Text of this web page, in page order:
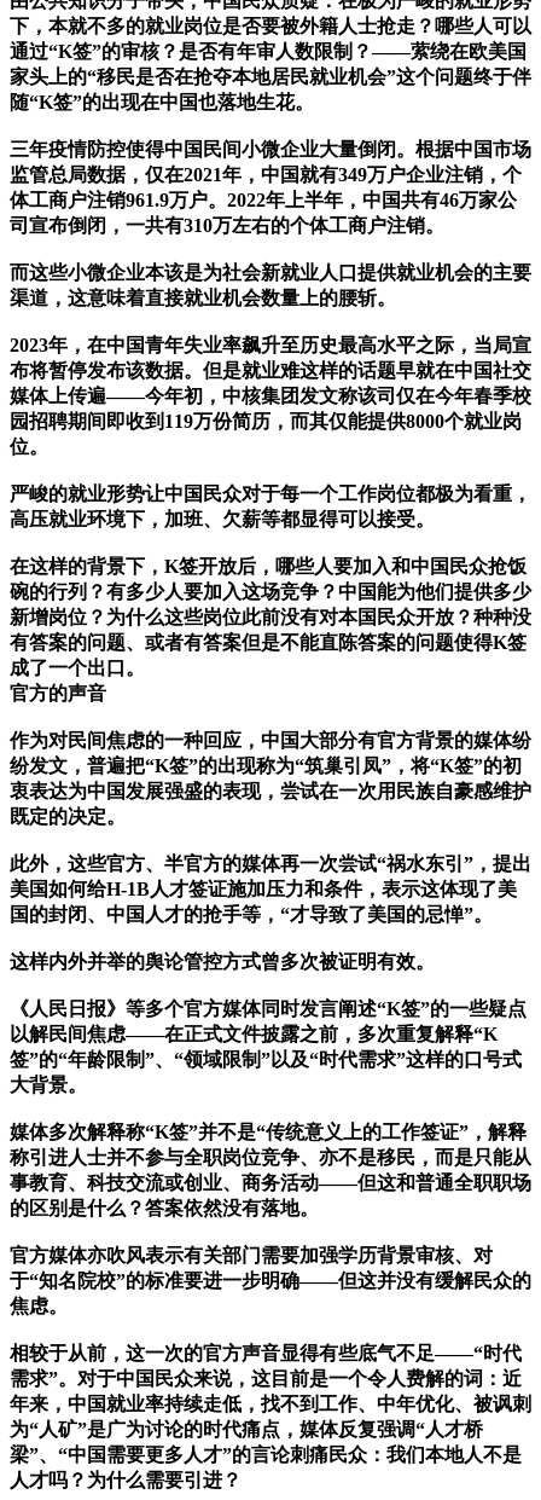
下，本就不多的就业岗位是否要被外籍人士抢走？哪些人可以
通过“K签”的审核？是否有年审人数限制？——萦绕在欧美国
家头上的“移民是否在抢夺本地居民就业机会”这个问题终于伴
随“K签”的出现在中国也落地生花。
三年疫情防控使得中国民间小微企业大量倒闭。根据中国市场
监管总局数据，仅在2021年，中国就有349万户企业注销，个
体工商户注销961.9万户。2022年上半年，中国共有46万家公
司宣布倒闭，一共有310万左右的个体工商户注销。
而这些小微企业本该是为社会新就业人口提供就业机会的主要
渠道，这意味着直接就业机会数量上的腰斩。
2023年，在中国青年失业率飙升至历史最高水平之际，当局宣
布将暂停发布该数据。但是就业难这样的话题早就在中国社交
媒体上传遍——今年初，中核集团发文称该司仅在今年春季校
园招聘期间即收到119万份简历，而其仅能提供8000个就业岗
位。
严峻的就业形势让中国民众对于每一个工作岗位都极为看重，
高压就业环境下，加班、欠薪等都显得可以接受。
在这样的背景下，K签开放后，哪些人要加入和中国民众抢饭
碗的行列？有多少人要加入这场竞争？中国能为他们提供多少
新增岗位？为什么这些岗位此前没有对本国民众开放？种种没
有答案的问题、或者有答案但是不能直陈答案的问题使得K签
成了一个出口。
官方的声音
作为对民间焦虑的一种回应，中国大部分有官方背景的媒体纷
纷发文，普遍把“K签”的出现称为“筑巢引凤”，将“K签”的初
衷表达为中国发展强盛的表现，尝试在一次用民族自豪感维护
既定的决定。
此外，这些官方、半官方的媒体再一次尝试“祸水东引”，提出
美国如何给H-1B人才签证施加压力和条件，表示这体现了美
国的封闭、中国人才的抢手等，“才导致了美国的忌惮”。
这样内外并举的舆论管控方式曾多次被证明有效。
《人民日报》等多个官方媒体同时发言阐述“K签”的一些疑点
以解民间焦虑——在正式文件披露之前，多次重复解释“K
签”的“年龄限制”、“领域限制”以及“时代需求”这样的口号式
大背景。
媒体多次解释称“K签”并不是“传统意义上的工作签证”，解释
称引进人士并不参与全职岗位竞争、亦不是移民，而是只能从
事教育、科技交流或创业、商务活动——但这和普通全职职场
的区别是什么？答案依然没有落地。
官方媒体亦吹风表示有关部门需要加强学历背景审核、对
于“知名院校”的标准要进一步明确——但这并没有缓解民众的
焦虑。
相较于从前，这一次的官方声音显得有些底气不足——“时代
需求”。对于中国民众来说，这目前是一个令人费解的词：近
年来，中国就业率持续走低，找不到工作、中年优化、被讽刺
为“人矿”是广为讨论的时代痛点，媒体反复强调“人才桥
梁”、“中国需要更多人才”的言论刺痛民众：我们本地人不是
人才吗？为什么需要引进？